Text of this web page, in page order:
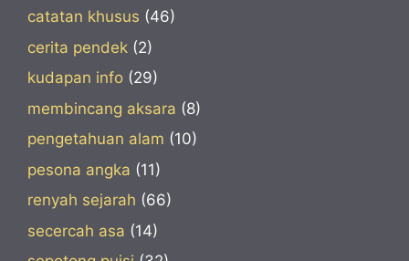
catatan khusus (46)
cerita pendek (2)
kudapan info (29)
membincang aksara (8)
pengetahuan alam (10)
pesona angka (11)
renyah sejarah (66)
secercah asa (14)